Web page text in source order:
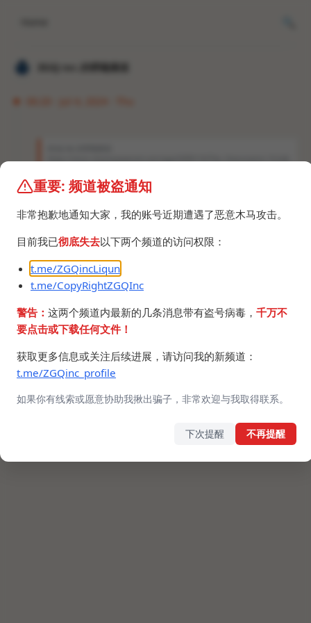
𝐙𝐆𝐐 ɪɴᴄ.的唠嗑频道
https://store.steampowered.com/app/2099110/The_Classrooms/ 天太热
The_Classrooms_saves.zip
1.5 MB
重要: 频道被盗通知
非常抱歉地通知大家，我的账号近期遭遇了恶意木马攻击。
目前我已彻底失去以下两个频道的访问权限：
t.me/ZGQincLiqun
t.me/CopyRightZGQInc
警告： 这两个频道内最新的几条消息带有盗号病毒， 千万不
要点击或下载任何文件！
获取更多信息或关注后续进展，请访问我的新频道：
t.me/ZGQinc_profile
如果你有线索或愿意协助我揪出骗子，非常欢迎与我取得联系。
下次提醒 不再提醒